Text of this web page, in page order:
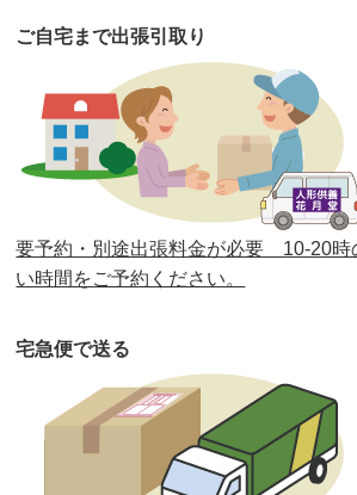
第39回人形供養祭令和2年10月22
第38回人形供養祭 令和2年8月26日
第37回人形供養祭 令和2年6月8日(
第36回人形供養祭 令和2年4月16日
第35回人形供養祭令和2年2月13
第33回人形供養祭
第32回人形供養祭 令和元年6月12
第31回人形供養祭 平成31年3月13
ご自宅まで出張引取り
要予約・別途出張料金が必要 10-20時
い時間をご予約ください。
宅急便で送る